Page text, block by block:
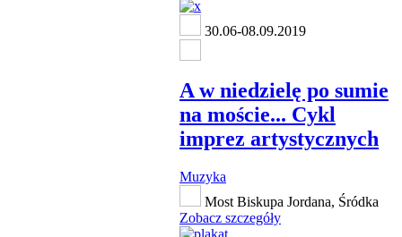
30.06-08.09.2019
A w niedzielę po sumie
na moście... Cykl
imprez artystycznych
Muzyka
Most Biskupa Jordana, Śródka
Zobacz szczegóły